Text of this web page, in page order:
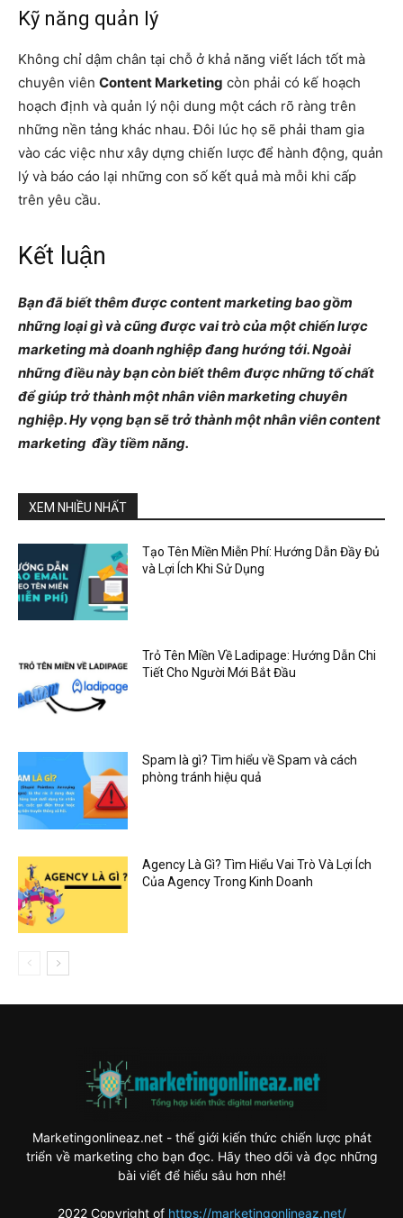
Kỹ năng quản lý
Không chỉ dậm chân tại chỗ ở khả năng viết lách tốt mà
chuyên viên Content Marketing còn phải có kế hoạch
hoạch định và quản lý nội dung một cách rõ ràng trên
những nền tảng khác nhau. Đôi lúc họ sẽ phải tham gia
vào các việc như xây dựng chiến lược để hành động, quản
lý và báo cáo lại những con số kết quả mà mỗi khi cấp
trên yêu cầu.
Kết luận
Bạn đã biết thêm được content marketing bao gồm
những loại gì và cũng được vai trò của một chiến lược
marketing mà doanh nghiệp đang hướng tới. Ngoài
những điều này bạn còn biết thêm được những tố chất
để giúp trở thành một nhân viên marketing chuyên
nghiệp. Hy vọng bạn sẽ trở thành một nhân viên content
marketing đầy tiềm năng.
XEM NHIỀU NHẤT
Tạo Tên Miền Miễn Phí: Hướng Dẫn Đầy Đủ
và Lợi Ích Khi Sử Dụng
Trỏ Tên Miền Về Ladipage: Hướng Dẫn Chi
Tiết Cho Người Mới Bắt Đầu
Spam là gì? Tìm hiểu về Spam và cách
phòng tránh hiệu quả
Agency Là Gì? Tìm Hiểu Vai Trò Và Lợi Ích
Của Agency Trong Kinh Doanh
Marketingonlineaz.net - thế giới kiến thức chiến lược phát
triển về marketing cho bạn đọc. Hãy theo dõi và đọc những
bài viết để hiểu sâu hơn nhé!
2022 Copyright of https://marketingonlineaz.net/